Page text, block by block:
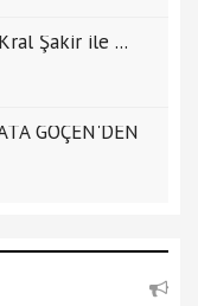
Şakir ile ...
GÖÇEN'DEN